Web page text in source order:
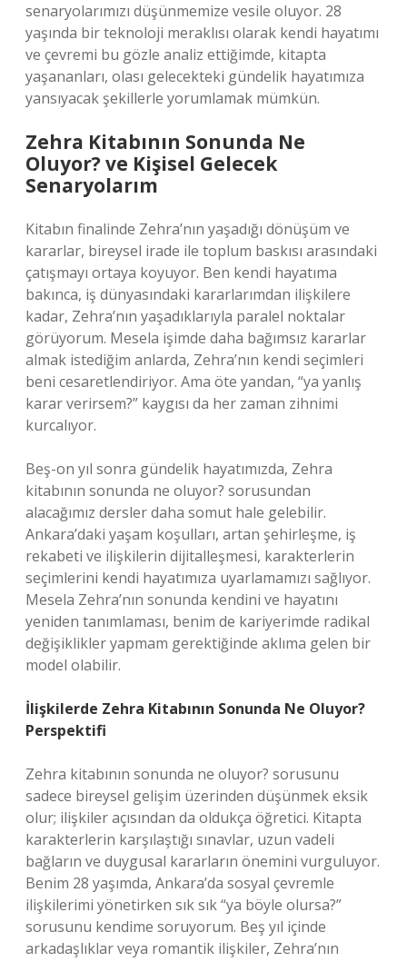
senaryolarımızı düşünmemize vesile oluyor. 28
yaşında bir teknoloji meraklısı olarak kendi hayatımı
ve çevremi bu gözle analiz ettiğimde, kitapta
yaşananları, olası gelecekteki gündelik hayatımıza
yansıyacak şekillerle yorumlamak mümkün.
Zehra Kitabının Sonunda Ne
Oluyor? ve Kişisel Gelecek
Senaryolarım
Kitabın finalinde Zehra’nın yaşadığı dönüşüm ve
kararlar, bireysel irade ile toplum baskısı arasındaki
çatışmayı ortaya koyuyor. Ben kendi hayatıma
bakınca, iş dünyasındaki kararlarımdan ilişkilere
kadar, Zehra’nın yaşadıklarıyla paralel noktalar
görüyorum. Mesela işimde daha bağımsız kararlar
almak istediğim anlarda, Zehra’nın kendi seçimleri
beni cesaretlendiriyor. Ama öte yandan, “ya yanlış
karar verirsem?” kaygısı da her zaman zihnimi
kurcalıyor.
Beş-on yıl sonra gündelik hayatımızda, Zehra
kitabının sonunda ne oluyor? sorusundan
alacağımız dersler daha somut hale gelebilir.
Ankara’daki yaşam koşulları, artan şehirleşme, iş
rekabeti ve ilişkilerin dijitalleşmesi, karakterlerin
seçimlerini kendi hayatımıza uyarlamamızı sağlıyor.
Mesela Zehra’nın sonunda kendini ve hayatını
yeniden tanımlaması, benim de kariyerimde radikal
değişiklikler yapmam gerektiğinde aklıma gelen bir
model olabilir.
İlişkilerde Zehra Kitabının Sonunda Ne Oluyor?
Perspektifi
Zehra kitabının sonunda ne oluyor? sorusunu
sadece bireysel gelişim üzerinden düşünmek eksik
olur; ilişkiler açısından da oldukça öğretici. Kitapta
karakterlerin karşılaştığı sınavlar, uzun vadeli
bağların ve duygusal kararların önemini vurguluyor.
Benim 28 yaşımda, Ankara’da sosyal çevremle
ilişkilerimi yönetirken sık sık “ya böyle olursa?”
sorusunu kendime soruyorum. Beş yıl içinde
arkadaşlıklar veya romantik ilişkiler, Zehra’nın